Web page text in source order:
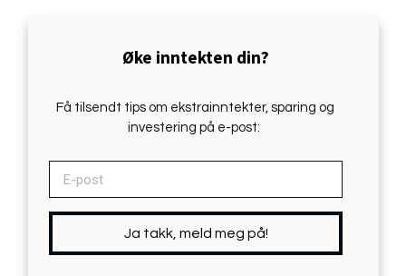
Øke inntekten din?
Få tilsendt tips om ekstrainntekter, sparing og
investering på e-post:
Ja takk, meld meg på!